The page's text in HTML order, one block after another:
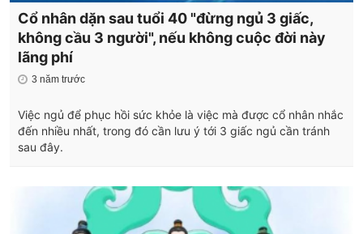
Cổ nhân dặn sau tuổi 40 "đừng ngủ 3 giấc,
không cầu 3 người", nếu không cuộc đời này
lãng phí
3 năm trước
Việc ngủ để phục hồi sức khỏe là việc mà được cổ nhân nhắc
đến nhiều nhất, trong đó cần lưu ý tới 3 giấc ngủ cần tránh
sau đây.